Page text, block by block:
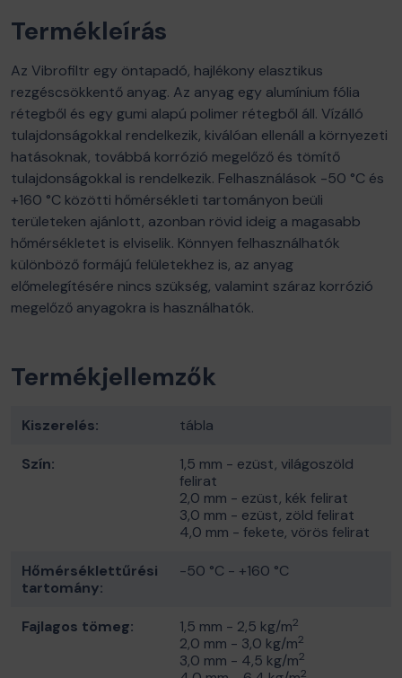
Termékleírás
Az Vibrofiltr egy öntapadó, hajlékony elasztikus
rezgéscsökkentő anyag. Az anyag egy alumínium fólia
rétegből és egy gumi alapú polimer rétegből áll. Vízálló
tulajdonságokkal rendelkezik, kiválóan ellenáll a környezeti
hatásoknak, továbbá korrózió megelőző és tömítő
tulajdonságokkal is rendelkezik. Felhasználások -50 °C és
+160 °C közötti hőmérsékleti tartományon beüli
területeken ajánlott, azonban rövid ideig a magasabb
hőmérsékletet is elviselik. Könnyen felhasználhatók
különböző formájú felületekhez is, az anyag
előmelegítésére nincs szükség, valamint száraz korrózió
megelőző anyagokra is használhatók.
Termékjellemzők
Kiszerelés: tábla
Szín:
1,5 mm - ezüst, világoszöld
felirat
2,0 mm - ezüst, kék felirat
3,0 mm - ezüst, zöld felirat
4,0 mm - fekete, vörös felirat
Hőmérséklettűrési
tartomány:
-50 °C - +160 °C
Fajlagos tömeg: 1,5 mm - 2,5 kg/m2
2,0 mm - 3,0 kg/m2
3,0 mm - 4,5 kg/m2
2